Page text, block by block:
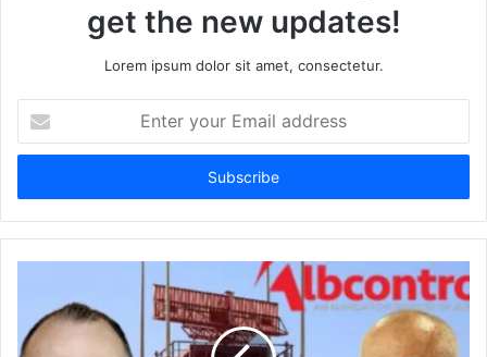
get the new updates!
Lorem ipsum dolor sit amet, consectetur.
your
Email